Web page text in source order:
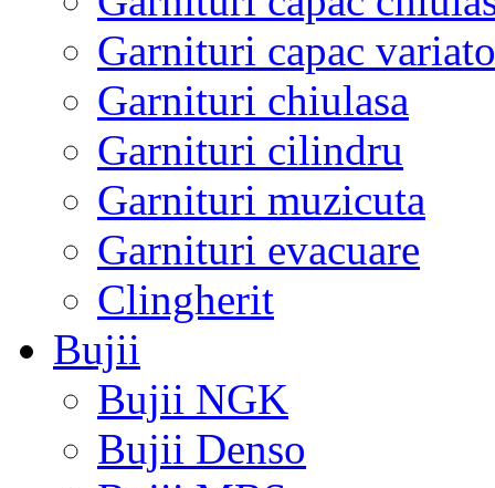
Garnituri capac
Garnituri chiulasa
Garnituri cilindru
Garnituri muzicuta
Garnituri evacuare
Clingherit
Bujii
Bujii NGK
Bujii Denso